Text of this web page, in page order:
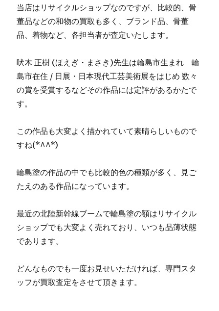
当店はリサイクルショップなのですが、比較的、骨
董品などの和物の買取も多く、ブランド品、骨董
品、着物など、各担当者が査定いたします。
吠木 正樹 (ほえぎ・まさき)先生は輪島市生まれ 輪
島市在住 / 日展・日本現代工芸美術展をはじめ 数々
の賞を受賞するなどその作品には定評があるかたで
す。
この作品も大変よく描かれていて素晴らしいもので
すね(*^^*)
輪島塗の作品の中でも比較的色の種類が多く、見ご
たえのある作品になっています。
最近の北陸新幹線ブームで輪島塗の額はリサイクル
ショップでも大変よく売れており、いつも品薄状態
であります。
どんなものでも一度お見せいただければ、専門スタ
ッフが買取査定をさせて頂きます。